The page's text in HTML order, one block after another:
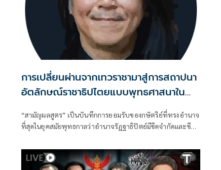
การเปลี่ยนผ่านจากเทวราชามาสู่การสถาปนา
อัตลักษณ์ราชาธิปไตยแบบพุทธศาสนาใน
พระไตรปิฏก : สามัญผลสูตรในฐานะทฤษฎี
ขีดจำกัดของอำนาจรัฐเหนือแรงงานและ
ทรัพย์สิน
“สามัญผลสูตร” เป็นบันทึกการยอมรับของกษัตริย์ที่ทรงอำนาจ
ที่สุดในยุคสมัยพุทธกาลว่าอำนาจรัฏฐาธิปัตย์มีขีดจำกัดและขีด